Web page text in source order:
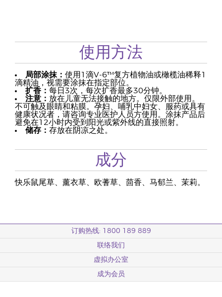
使用方法
局部涂抹： 使用1滴V-6™复方植物油或橄榄油稀释1
滴精油，视需要涂抹在指定部位。
扩香： 每日3次，每次扩香最多30分钟。
注意： 放在儿童无法接触的地方。仅限外部使用。
不可触及眼睛和粘膜。孕妇、哺乳中妇女、服药或具有
健康状况者，请咨询专业医护人员方使用。涂抹产品后
避免在12小时内受到阳光或紫外线的直接照射。
储存： 存放在阴凉之处。
成分
快乐鼠尾草、薰衣草、欧蓍草、茴香、马郁兰、茉莉。
订购热线: 1800 189 889
联络我们
虚拟办公室
成为会员